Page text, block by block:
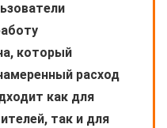
который
расход
как для
так и для